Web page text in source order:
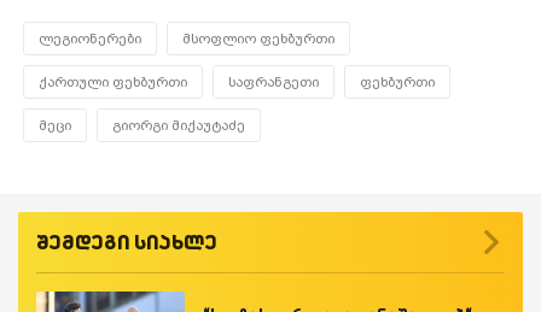
ლეგიონერები მსოფლიო ფეხბურთი
ქართული ფეხბურთი საფრანგეთი ფეხბურთი
მეცი გიორგი მიქაუტაძე
შემდეგი სიახლე